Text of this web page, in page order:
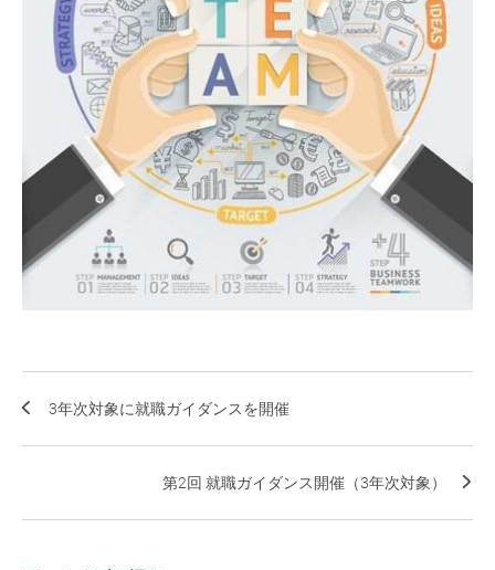
3年次対象に就職ガイダンスを開催
第2回 就職ガイダンス開催（3年次対象）